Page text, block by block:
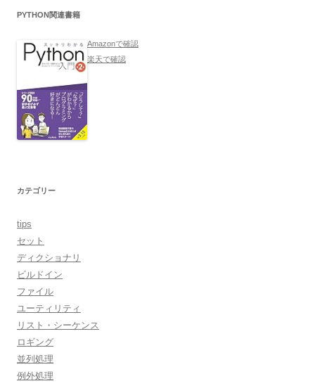
PYTHON関連書籍
Amazonで確認
楽天で確認
カテゴリー
tips
セット
ディクショナリ
ビルドイン
ファイル
ユーティリティ
リスト・シーケンス
ロギング
並列処理
例外処理